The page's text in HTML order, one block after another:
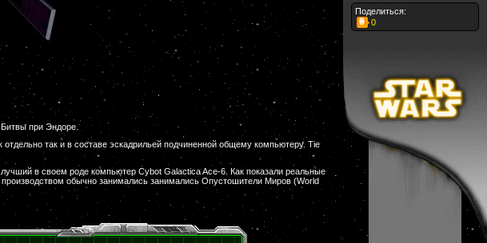
при Эндоре.
так и в составе эскадрильей подчиненной общему компьютеру. Tie
в своем роде компьютер Cybot Galactica Ace-6. Как показали реальные
обычно занимались занимались Опустошители Миров (World
Поделиться:
0